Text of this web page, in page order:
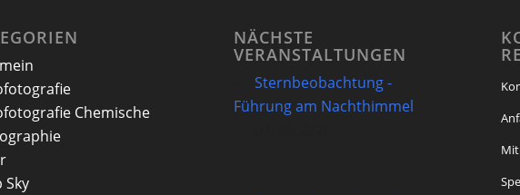
Chemische
Sky
NÄCHSTE
VERANSTALTUNGEN
Sternbeobachtung -
Führung am Nachthimmel